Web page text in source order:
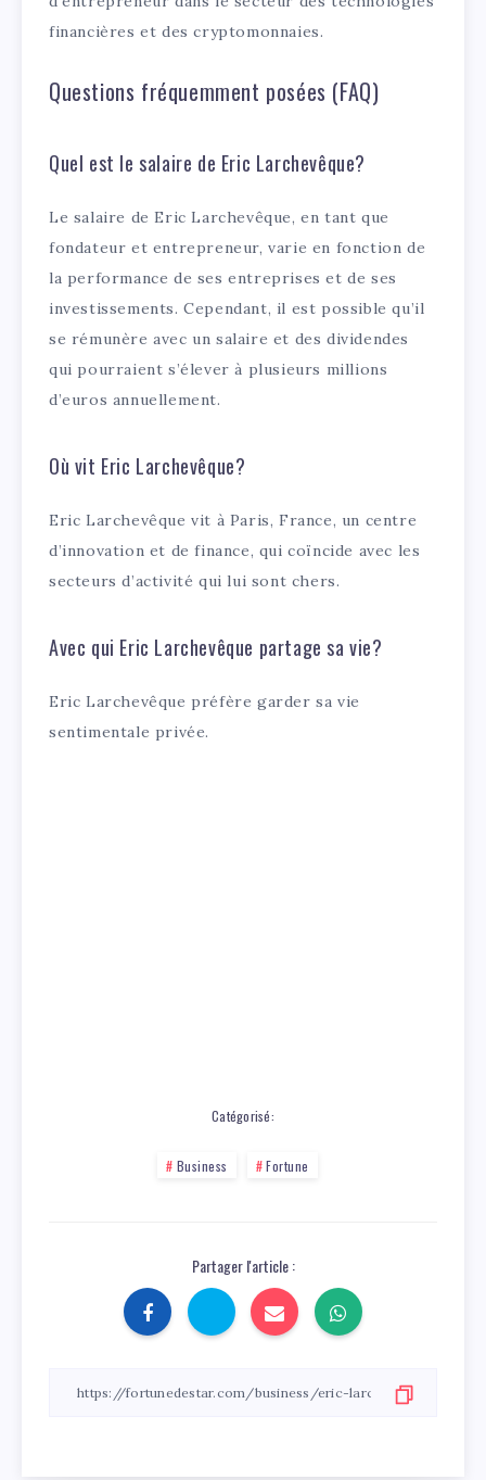
financières et des cryptomonnaies.
Questions fréquemment posées (FAQ)
Quel est le salaire de Eric Larchevêque?
Le salaire de Eric Larchevêque, en tant que
fondateur et entrepreneur, varie en fonction de
la performance de ses entreprises et de ses
investissements. Cependant, il est possible qu’il
se rémunère avec un salaire et des dividendes
qui pourraient s’élever à plusieurs millions
d’euros annuellement.
Où vit Eric Larchevêque?
Eric Larchevêque vit à Paris, France, un centre
d’innovation et de finance, qui coïncide avec les
secteurs d’activité qui lui sont chers.
Avec qui Eric Larchevêque partage sa vie?
Eric Larchevêque préfère garder sa vie
sentimentale privée.
Catégorisé:
Business Fortune
Partager l'article :